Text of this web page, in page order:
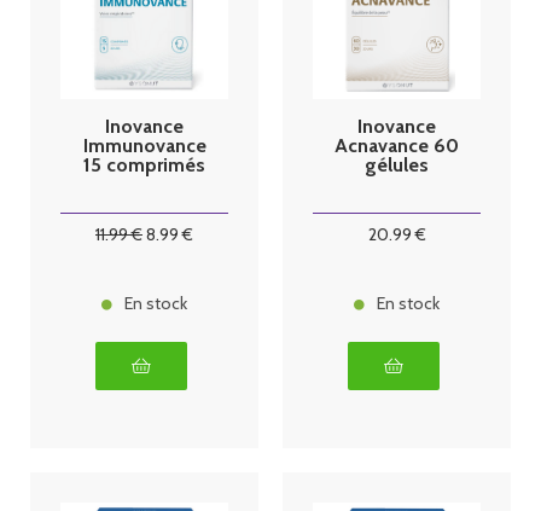
Inovance
Immunovance
15 comprimés
11.99€8.99 €
En stock
Inovance
Acnavance 60
gélules
20.99€
En stock